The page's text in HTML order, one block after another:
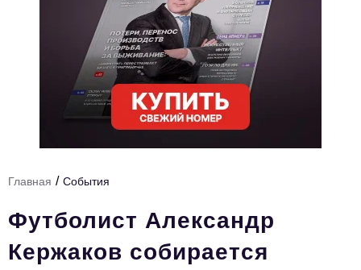
Ниши и рынки
Технологии и тренды
HR
Персона номера
Главная / События
Футболист Александр
Кержаков собирается